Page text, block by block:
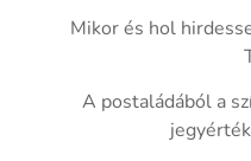
Mikor és hol
A postaládából a